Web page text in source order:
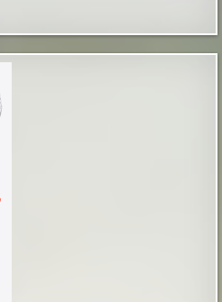
босых детских ног
что в городе Мендоса,
улице, происходят
как их обозвали
уже какое-то время по
человеческих ног, как
в черной грязи или